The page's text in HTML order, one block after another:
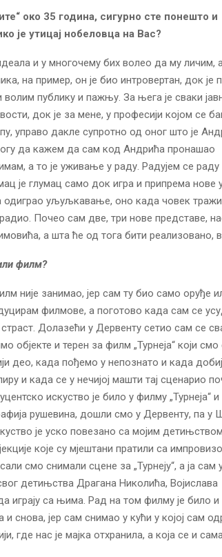
око 35 година, сигурно сте понешто и
је утицај нобеловца на Вас?
и у многочему бих волео да му личим,
на пример, он је био интровертан, док је
публику и пажњу. За њега је сваки
док је за мене, у професији којом се
управо дакле супротно од оног што је
да кажем да сам код Андрића пронашао
а то је уживање у раду. Радујем се
је глумац само док игра и припрема нове
одиграо уљуљкавање, оно када човек тражи
Почео сам две, три нове представе,
а шта ће од тога бити реализовано,
филм?
није занимао, јер сам ту био само оруђе
филмове, а поготово када сам се
Долазећи у Дервенту сетио сам се
објекте и терен за филм „Турнеја“ који
део, када пођемо у непознато и када
и када се у нечијој машти тај сценарио
искуство је било у филму „Турнеја“ и
рушевина, дошли смо у Дервенту, па у
је уско повезано са мојим
које су мјештани пратили са
смо снимали сцене за „Турнеју“, а ја сам
детињства Драгана Николића, Војислава
играју са њима. Рад на том филму је било и
снова, јер сам снимао у кући у којој сам
где нас је мајка отхранила, а која се и